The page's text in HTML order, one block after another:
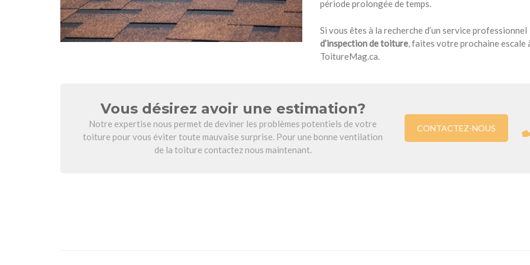
période prolongée de temps.
Si vous êtes à la recherche d’un service professionnel
d’inspection de toiture, faites votre prochaine escale
ToitureMag.ca.
Vous désirez avoir une estimation?
Notre expertise nous permet de deviner les problèmes potentiels de votre
toiture pour vous éviter toute mauvaise surprise. Pour une bonne ventilation
de la toiture contactez nous maintenant.
CONTACTEZ-NOUS